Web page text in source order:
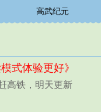
高武纪元
式体验更好》
高铁，明天更新